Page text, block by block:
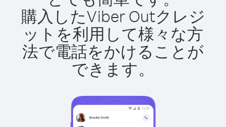
購入したViber Outクレジ
ットを利用して様々な方
法で電話をかけることが
できます。